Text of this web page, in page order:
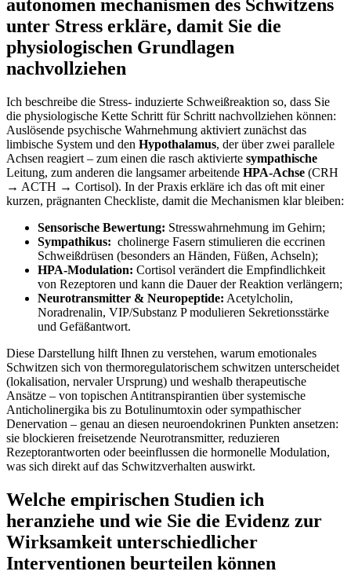
autonomen mechanismen des Schwitzens
unter Stress erkläre, damit Sie die⁣
physiologischen Grundlagen
nachvollziehen
Ich beschreibe ‌die Stress-⁣ induzierte Schweißreaktion‍ so, dass Sie
die physiologische Kette Schritt für Schritt‌ nachvollziehen können:
Auslösende psychische Wahrnehmung aktiviert zunächst das
limbische System und den Hypothalamus, der über zwei parallele
Achsen reagiert – zum einen die rasch aktivierte sympathische
Leitung, zum anderen die langsamer arbeitende HPA‑Achse (CRH
→ ACTH →​ Cortisol). In der Praxis erkläre ⁤ich das⁢ oft mit einer⁢
kurzen, prägnanten Checkliste, damit die Mechanismen⁤ klar bleiben:
Sensorische Bewertung: Stresswahrnehmung im Gehirn;
Sympathikus: ​ cholinerge Fasern stimulieren die ​eccrinen ​
Schweißdrüsen (besonders an Händen, Füßen, Achseln);
HPA‑Modulation: Cortisol verändert die Empfindlichkeit
von Rezeptoren und kann die Dauer der Reaktion verlängern;
Neurotransmitter & Neuropeptide: Acetylcholin,
Noradrenalin, VIP/Substanz P⁣ modulieren ‌Sekretionsstärke
und Gefäßantwort.
Diese Darstellung hilft Ihnen zu verstehen, warum⁣ emotionales
Schwitzen sich von thermoregulatorischem schwitzen unterscheidet
(lokalisation, nervaler Ursprung) und weshalb therapeutische
Ansätze – von topischen Antitranspirantien über systemische
Anticholinergika bis zu Botulinumtoxin oder sympathischer
Denervation – genau an ‍diesen neuroendokrinen Punkten ansetzen:
sie blockieren freisetzende Neurotransmitter, reduzieren‌
Rezeptorantworten‍ oder⁣ beeinflussen die hormonelle Modulation,
was sich direkt auf das Schwitzverhalten auswirkt.
Welche empirischen⁢ Studien ich
‌heranziehe und wie Sie die Evidenz zur
Wirksamkeit unterschiedlicher
Interventionen beurteilen können